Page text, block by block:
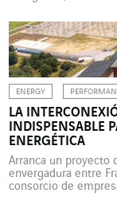
vegetalización y el
palancas de
ENERGY
LA
INDISPENSABLE
ENERGÉTICA
Arranca un proyecto
envergadura entre
consorcio de